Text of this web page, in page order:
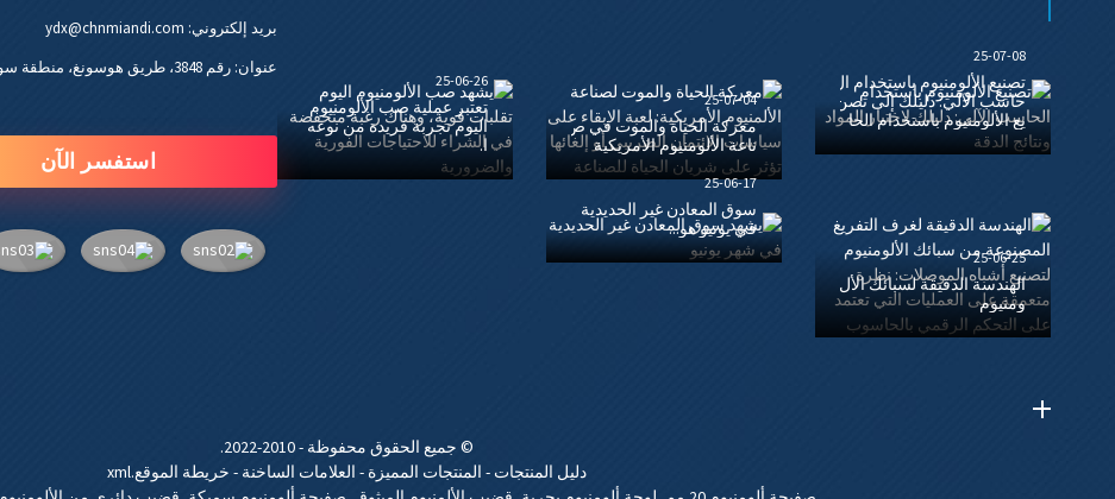
25-07-08
تصنيع الألومنيوم باستخدام ال
حاسب الآلي: دليلك إلى تصن
يع الألومنيوم باستخدام الحا
سب الآلي
25-07-04
معركة الحياة والموت في ص
ناعة الألومنيوم الأمريكية
25-06-26
تعتبر عملية صب الألومنيوم
اليوم تجربة فريدة من نوعه
ا.
25-06-25
الهندسة الدقيقة لسبائك الأل
ومنيوم
25-06-17
سوق المعادن غير الحديدية
في يونيو هو...
بريد إلكتروني: ydx@chnmiandi.com
عنوان: رقم 3848، طريق هوسونغ، منطقة سونغجيانغ، شنغهاي 201619، الصين
استفسر الآن
© جميع الحقوق محفوظة - 2010-2022.
دليل المنتجات - المنتجات المميزة - العلامات الساخنة - خريطة الموقع.xml